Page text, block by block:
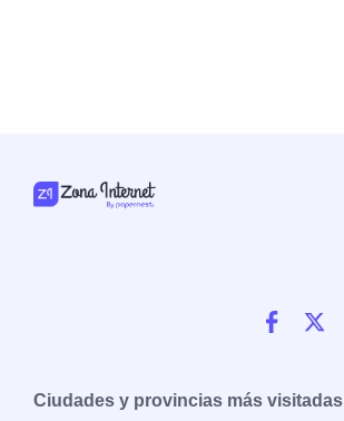
Ciudades y provincias más visitadas